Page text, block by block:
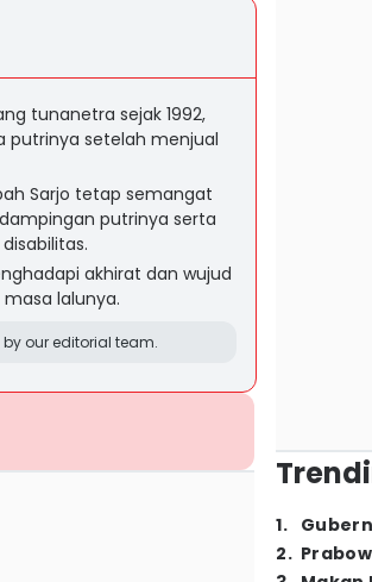
tunanetra sejak 1992,
putrinya setelah menjual
Sarjo tetap semangat
putrinya serta
akhirat dan wujud
lalunya.
our editorial team.
1.
2.